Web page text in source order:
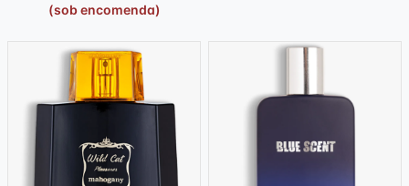
(sob encomenda)